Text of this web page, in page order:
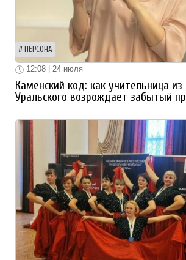
ПЕРСОНА
12:08 | 24 июля
Каменский код: как учительница
Уральского возрождает забытый